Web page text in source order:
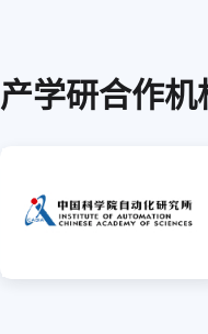
产学研合作机